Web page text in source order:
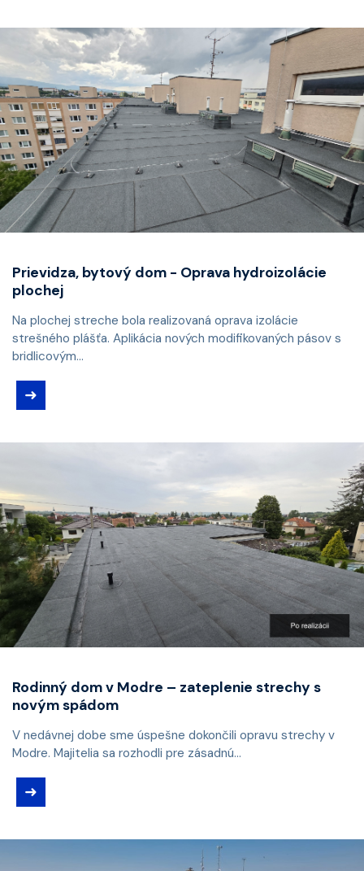
Prievidza, bytový dom - Oprava hydroizolácie
plochej
Na plochej streche bola realizovaná oprava izolácie
strešného plášťa. Aplikácia nových modifikovaných pásov s
bridlicovým...
➜
Rodinný dom v Modre – zateplenie strechy s
novým spádom
V nedávnej dobe sme úspešne dokončili opravu strechy v
Modre. Majitelia sa rozhodli pre zásadnú...
➜